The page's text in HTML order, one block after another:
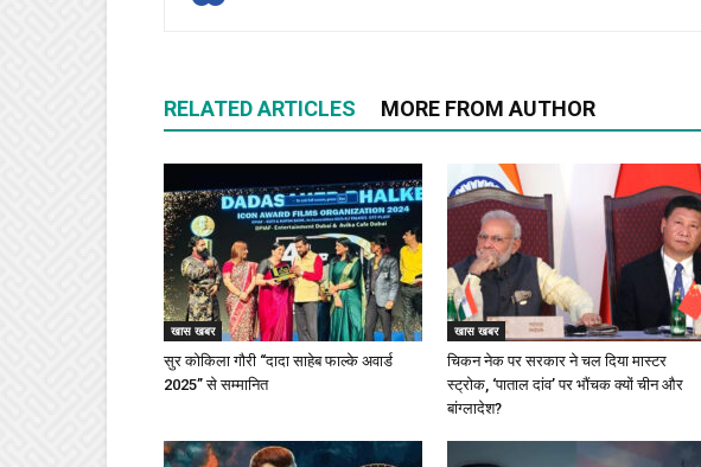
RELATED ARTICLES MORE FROM AUTHOR
खास खबर
सुर कोकिला गौरी “दादा साहेब फाल्के अवार्ड
2025” से सम्मानित
खास खबर
चिकन नेक पर सरकार ने चल दिया मास्टर
स्ट्रोक, ‘पाताल दांव’ पर भौंचक क्यों चीन और
बांग्लादेश?